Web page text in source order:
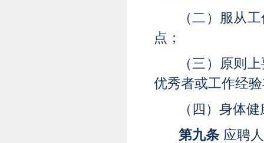
（二）服从
点 ；
（三）原则
优秀者或工作经
（四）身体
第九条 应聘